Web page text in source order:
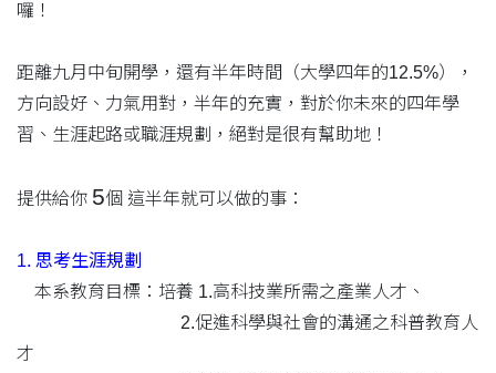
囉！
距離九月中旬開學，還有半年時間（大學四年的12.5%），
方向設好、力氣用對，半年的充實，對於你未來的四年學
習、生涯起路或職涯規劃，絕對是很有幫助地！
提供給你 5個 這半年就可以做的事：
1. 思考生涯規劃
本系教育目標：培養 1.高科技業所需之產業人才、
2.促進科學與社會的溝通之科普教育人
才